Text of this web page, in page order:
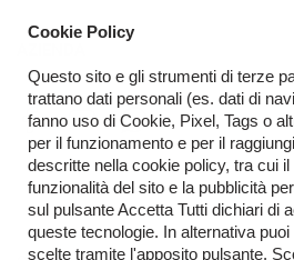
Azienda
Contatti
Cookie Policy
Questo sito e gli strumenti di terze
trattano dati personali (es. dati di
fanno uso di Cookie, Pixel, Tags o
per il funzionamento e per il
descritte nella cookie policy, tra cui
funzionalità del sito e la pubblicità
sul pulsante Accetta Tutti dichiari di
queste tecnologie. In alternativa
scelte tramite l'apposito pulsante.